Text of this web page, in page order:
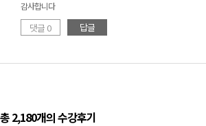
감사합니다
댓글 0 답글
총 2,180개의 수강후기